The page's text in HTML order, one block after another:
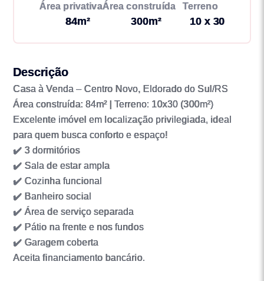
Área privativa
84m²
Área construída
300m²
Terreno
10 x 30
Descrição
Casa à Venda – Centro Novo, Eldorado do Sul/RS
Área construída: 84m² | Terreno: 10x30 (300m²)
Excelente imóvel em localização privilegiada, ideal
para quem busca conforto e espaço!
✔️ 3 dormitórios
✔️ Sala de estar ampla
✔️ Cozinha funcional
✔️ Banheiro social
✔️ Área de serviço separada
✔️ Pátio na frente e nos fundos
✔️ Garagem coberta
Aceita financiamento bancário.